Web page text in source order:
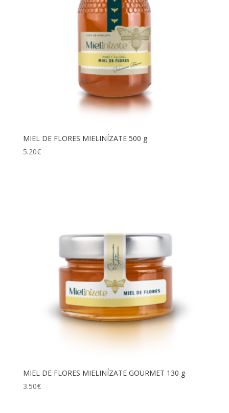
MIEL DE FLORES MIELINÍZATE 500 g
5.20€
MIEL DE FLORES MIELINÍZATE GOURMET 130 g
3.50€